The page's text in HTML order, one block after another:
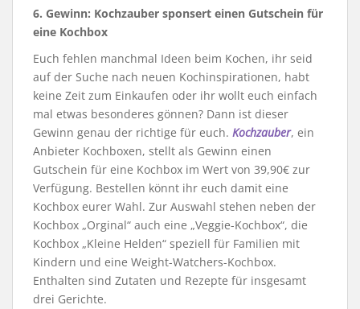
6. Gewinn: Kochzauber sponsert einen Gutschein für
eine Kochbox
Euch fehlen manchmal Ideen beim Kochen, ihr seid
auf der Suche nach neuen Kochinspirationen, habt
keine Zeit zum Einkaufen oder ihr wollt euch einfach
mal etwas besonderes gönnen? Dann ist dieser
Gewinn genau der richtige für euch. Kochzauber, ein
Anbieter Kochboxen, stellt als Gewinn einen
Gutschein für eine Kochbox im Wert von 39,90€ zur
Verfügung. Bestellen könnt ihr euch damit eine
Kochbox eurer Wahl. Zur Auswahl stehen neben der
Kochbox „Orginal“ auch eine „Veggie-Kochbox“, die
Kochbox „Kleine Helden“ speziell für Familien mit
Kindern und eine Weight-Watchers-Kochbox.
Enthalten sind Zutaten und Rezepte für insgesamt
drei Gerichte.